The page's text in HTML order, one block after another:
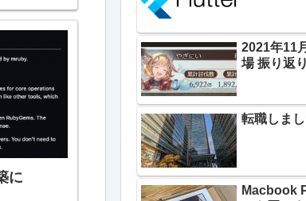
に
2021年11
場 振り返り
転職しま
Macbook